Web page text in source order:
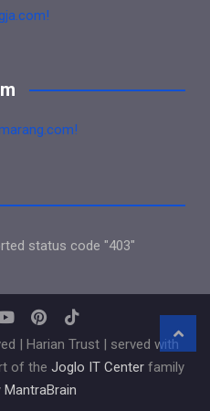
status code "403"
| Harian Trust | served with
of the Joglo IT Centerfamily
MantraBrain